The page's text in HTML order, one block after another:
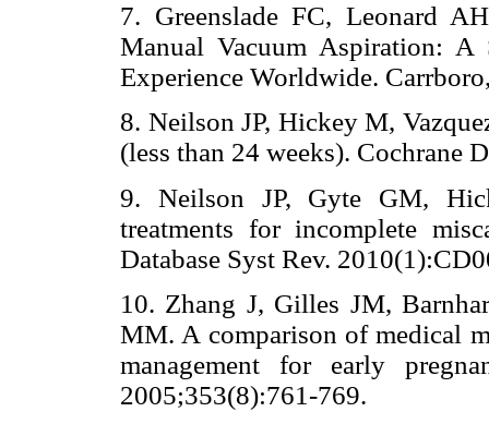
7. Greenslade FC, Leonard
Manual Vacuum Aspiration: A
Experience Worldwide.
8. Neilson JP, Hickey M,
(less than 24 weeks). Cochrane
9. Neilson JP, Gyte GM,
treatments for incomplete
Database Syst Rev.
10. Zhang J, Gilles JM,
MM. A comparison of medical
management for early
2005;353(8):761-769.